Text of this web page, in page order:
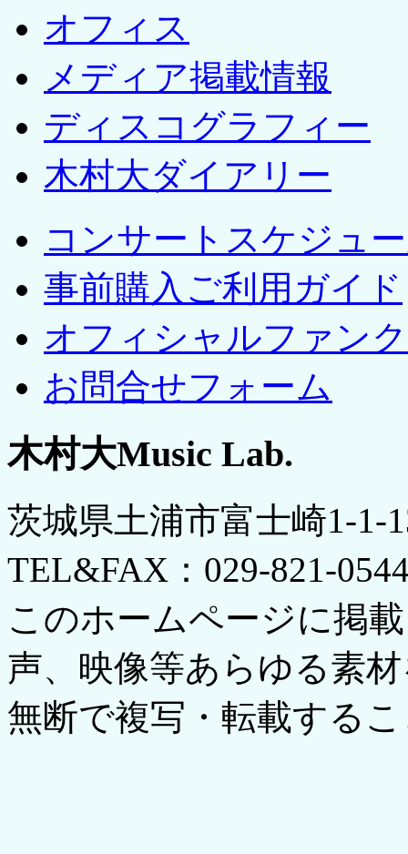
オフィス
メディア掲載情報
ディスコグラフィー
木村大ダイアリー
コンサートスケジュ
事前購入ご利用ガイド
オフィシャルファン
お問合せフォーム
木村大Music Lab.
茨城県土浦市富士崎1-
TEL&FAX：029-821-
このホームページに掲
声、映像等あらゆる素
無断で複写・転載する